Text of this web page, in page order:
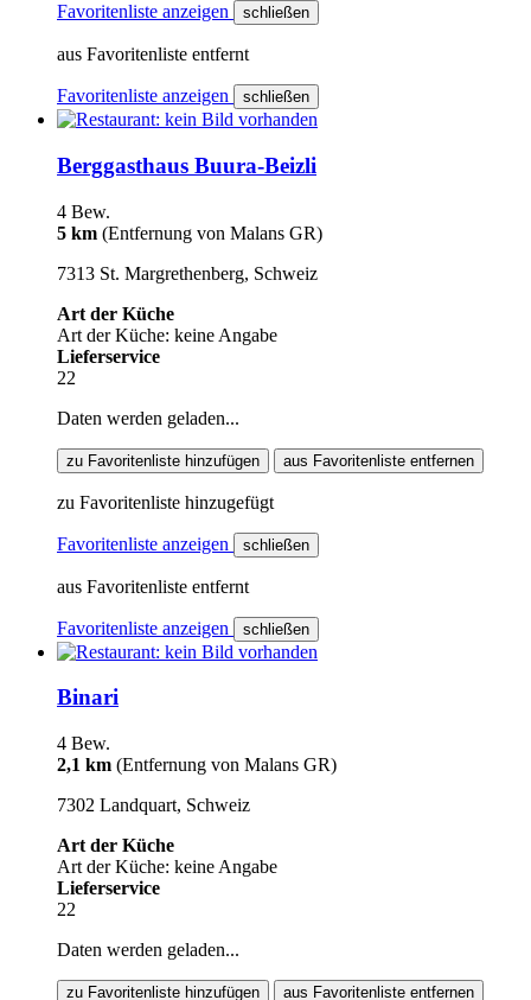
Favoritenliste anzeigen schließen
aus Favoritenliste entfernt
Favoritenliste anzeigen schließen
Berggasthaus Buura-Beizli
4 Bew.
5 km (Entfernung von Malans GR)
7313 St. Margrethenberg, Schweiz
Art der Küche
Art der Küche: keine Angabe
Lieferservice
22
Daten werden geladen...
zu Favoritenliste hinzufügen aus Favoritenliste entfernen
zu Favoritenliste hinzugefügt
Favoritenliste anzeigen schließen
aus Favoritenliste entfernt
Favoritenliste anzeigen schließen
Binari
4 Bew.
2,1 km (Entfernung von Malans GR)
7302 Landquart, Schweiz
Art der Küche
Art der Küche: keine Angabe
Lieferservice
22
Daten werden geladen...
zu Favoritenliste hinzufügen aus Favoritenliste entfernen